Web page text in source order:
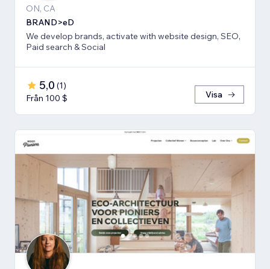
ON, CA
BRAND>eD
We develop brands, activate with website design, SEO,
Paid search & Social
5,0 (1)
Från 100 $
Visa